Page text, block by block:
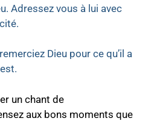
Adressez vous à lui avec
Dieu pour ce qu’il a
un chant de
aux bons moments que